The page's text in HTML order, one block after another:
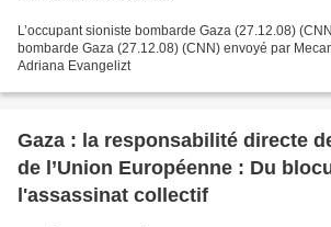
L’occupant sioniste bombarde Gaza (27.12.08)
bombarde Gaza (27.12.08) (CNN) envoyé par
Adriana Evangelizt
Gaza : la responsabilité directe
de l’Union Européenne : Du
l'assassinat collectif